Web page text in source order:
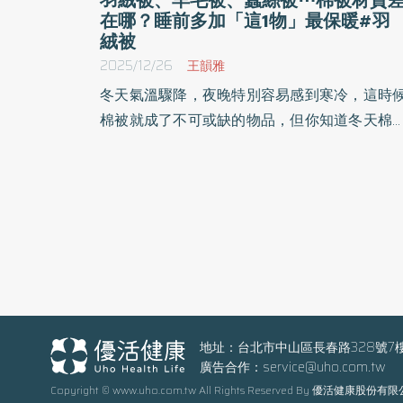
在哪？睡前多加「這1物」最保暖#羽
絨被
2025/12/26 王韻雅
冬天氣溫驟降，夜晚特別容易感到寒冷，這時
棉被就成了不可或缺的物品，但你知道冬天棉被
地址：台北市中山區長春路328號7
廣告合作： service@uho.com.tw
Copyright © www.uho.com.tw All Rights Reserved By 優活健康股份有限